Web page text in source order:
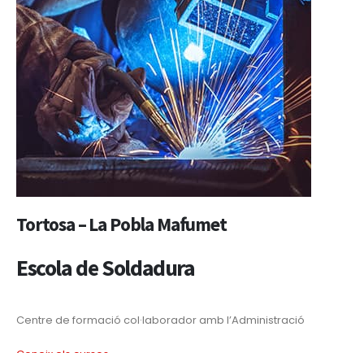
Tortosa – La Pobla Mafumet
Escola de Soldadura
Centre de formació col·laborador amb l’Administració